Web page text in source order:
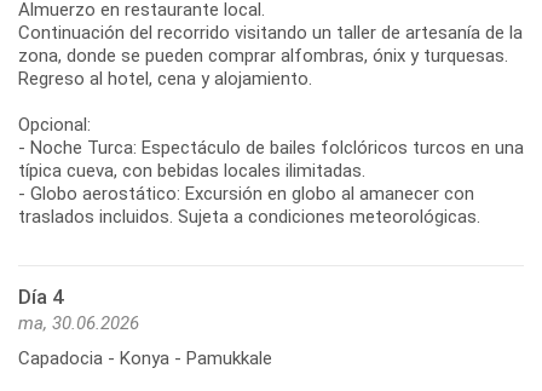
Almuerzo en restaurante local.
Continuación del recorrido visitando un taller de artesanía de la
zona, donde se pueden comprar alfombras, ónix y turquesas.
Regreso al hotel, cena y alojamiento.
Opcional:
- Noche Turca: Espectáculo de bailes folclóricos turcos en una
típica cueva, con bebidas locales ilimitadas.
- Globo aerostático: Excursión en globo al amanecer con
traslados incluidos. Sujeta a condiciones meteorológicas.
Día 4
ma, 30.06.2026
Capadocia - Konya - Pamukkale